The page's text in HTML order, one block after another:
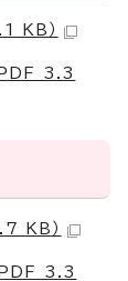
KB）
PDF 3.3
KB）
PDF 3.3